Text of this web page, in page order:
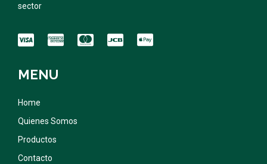
sector
MENU
Home
Quienes Somos
Productos
Contacto